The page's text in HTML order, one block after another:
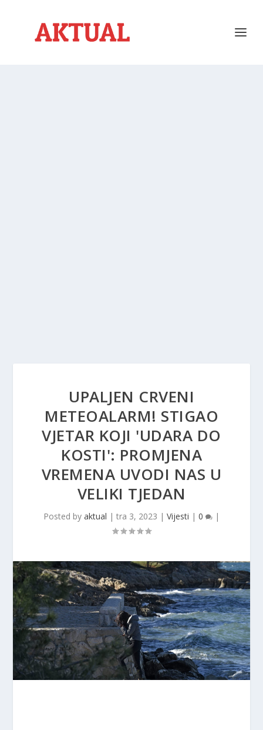
UPALJEN CRVENI
METEOALARM! STIGAO
VJETAR KOJI 'UDARA DO
KOSTI': PROMJENA
VREMENA UVODI NAS U
VELIKI TJEDAN
Posted by aktual | tra 3, 2023 | Vijesti | 0 |